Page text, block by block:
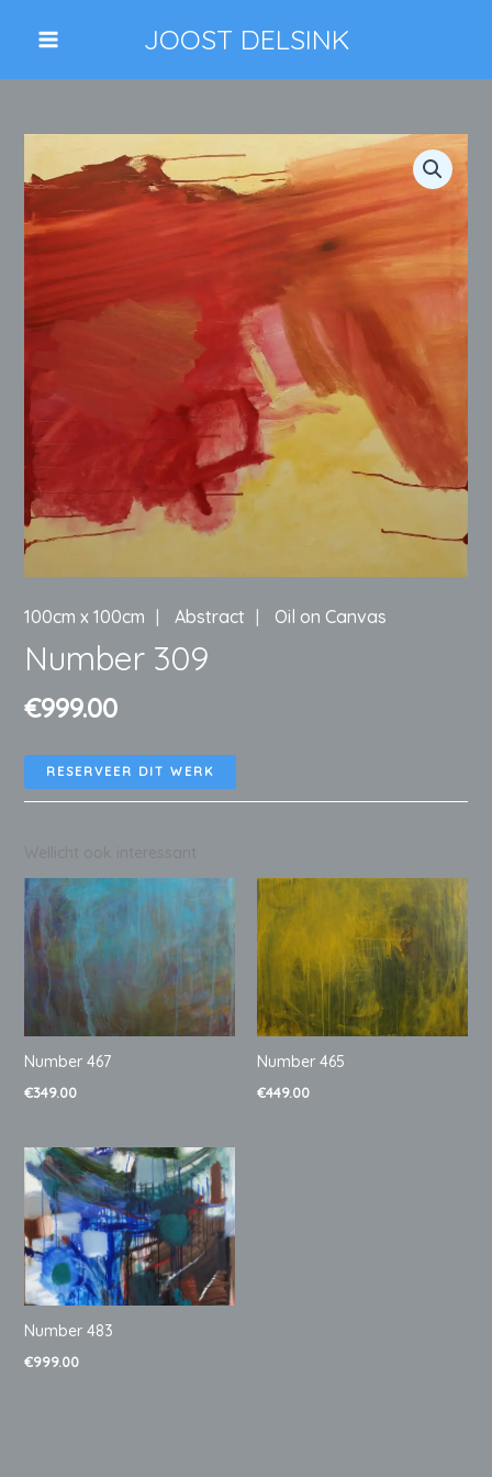
JOOST DELSINK
100cm x 100cm Abstract Oil on Canvas
Number 309
€999.00
RESERVEER DIT WERK
Number 467
€349.00
Number 465
€449.00
Number 483
€999.00